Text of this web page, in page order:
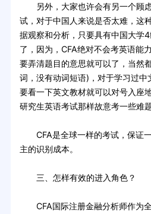
另外，大家也许会有另一个顾
试，对于中国人来说是否太难，这
据观察和分析，只要具有中国大学
了，因为，CFA绝对不会考英语能
要弄清题目的意思就可以了，当然
词，没有动词短语)，对于学习过
要看一下英文教材就可以对号入座
研究生英语考试那样故意考一些难
CFA是全球一样的考试，保证一
主的识别成本。
三、怎样有效的进入角色？
CFA国际注册金融分析师作为